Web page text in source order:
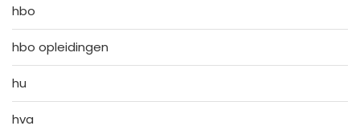
hbo
hbo opleidingen
hu
hva